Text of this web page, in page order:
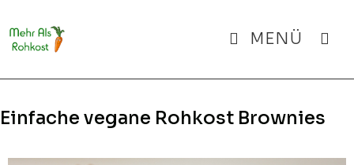
Inhalt
springen
MENÜ
Einfache vegane Rohkost Brownies